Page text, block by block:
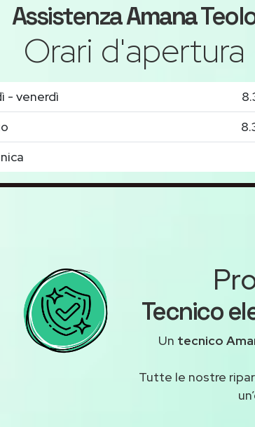
AssistenzaAmana
Orari d'apertura
- venerdì
Tecnico
Un tecnico
Tutte le nostre